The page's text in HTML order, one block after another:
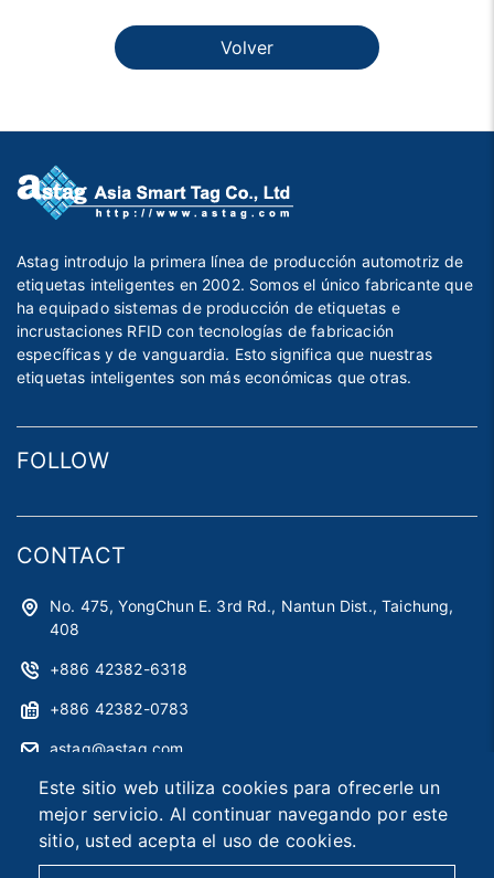
Volver
Este sitio web utiliza cookies para ofrecerle un
mejor servicio. Al continuar navegando por este
sitio, usted acepta el uso de cookies.
Astag introdujo la primera línea de producción automotriz de
etiquetas inteligentes en 2002. Somos el único fabricante que
ha equipado sistemas de producción de etiquetas e
incrustaciones RFID con tecnologías de fabricación
específicas y de vanguardia. Esto significa que nuestras
etiquetas inteligentes son más económicas que otras.
FOLLOW
CONTACT
No. 475, YongChun E. 3rd Rd., Nantun Dist., Taichung,
408
+886 42382-6318
+886 42382-0783
astag@astag.com
roger@astag.com